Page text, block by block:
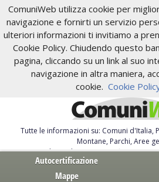
ComuniWeb utilizza cookie per
navigazione e fornirti un servizio
ulteriori informazioni ti invitiamo a
Cookie Policy. Chiudendo questo
pagina, cliccando su un link al suo
navigazione in altra maniera,
cookie. Cookie
Tutte le informazioni su: Comuni d'Italia,
Montane, Parchi, Aree
Servizi al Cittadino. Autocertificazione,
Autocertificazione
Mappe